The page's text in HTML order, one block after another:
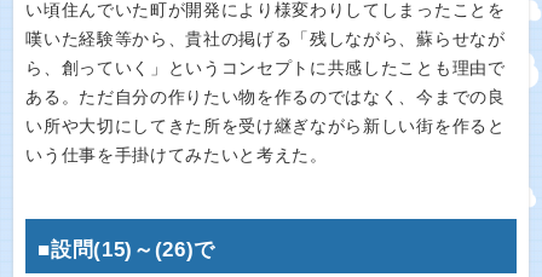
い頃住んでいた町が開発により様変わりしてしまったことを
嘆いた経験等から、貴社の掲げる「残しながら、蘇らせなが
ら、創っていく」というコンセプトに共感したことも理由で
ある。ただ自分の作りたい物を作るのではなく、今までの良
い所や大切にしてきた所を受け継ぎながら新しい街を作ると
いう仕事を手掛けてみたいと考えた。
■設問(15)～(26)で